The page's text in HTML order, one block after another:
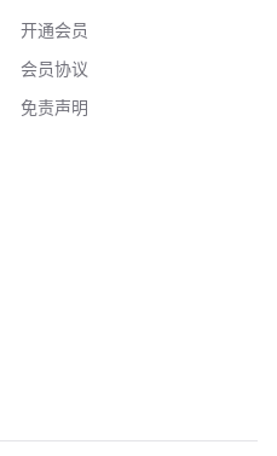
开通会员
会员协议
免责声明